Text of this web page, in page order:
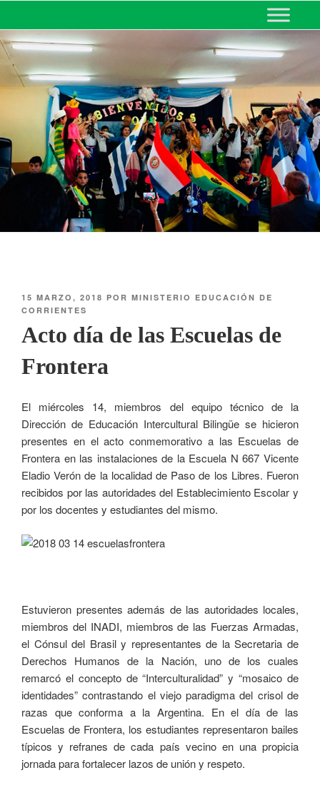
MINISTERIO DE EDUCACIÓN
DE CORRIENTES
15 MARZO, 2018 POR MINISTERIO EDUCACIÓN DE
CORRIENTES
Acto día de las Escuelas de
Frontera
El miércoles 14, miembros del equipo técnico de la
Dirección de Educación Intercultural Bilingüe se hicieron
presentes en el acto conmemorativo a las Escuelas de
Frontera en las instalaciones de la Escuela N 667 Vicente
Eladio Verón de la localidad de Paso de los Libres. Fueron
recibidos por las autoridades del Establecimiento Escolar y
por los docentes y estudiantes del mismo.
Estuvieron presentes además de las autoridades locales,
miembros del INADI, miembros de las Fuerzas Armadas,
el Cónsul del Brasil y representantes de la Secretaria de
Derechos Humanos de la Nación, uno de los cuales
remarcó el concepto de “Interculturalidad” y “mosaico de
identidades” contrastando el viejo paradigma del crisol de
razas que conforma a la Argentina. En el día de las
Escuelas de Frontera, los estudiantes representaron bailes
típicos y refranes de cada país vecino en una propicia
jornada para fortalecer lazos de unión y respeto.